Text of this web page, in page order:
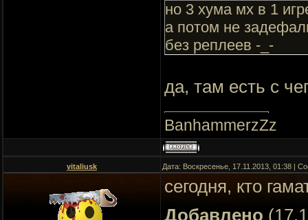
но 3 хума мх в 1
а потом не
без реплеев -_-
да, там есть с
BanhammerzZz
vitaliusk Дата: Воскресенье, 17.11.2013, 01:38 |
сегодня, кто
Добавлено